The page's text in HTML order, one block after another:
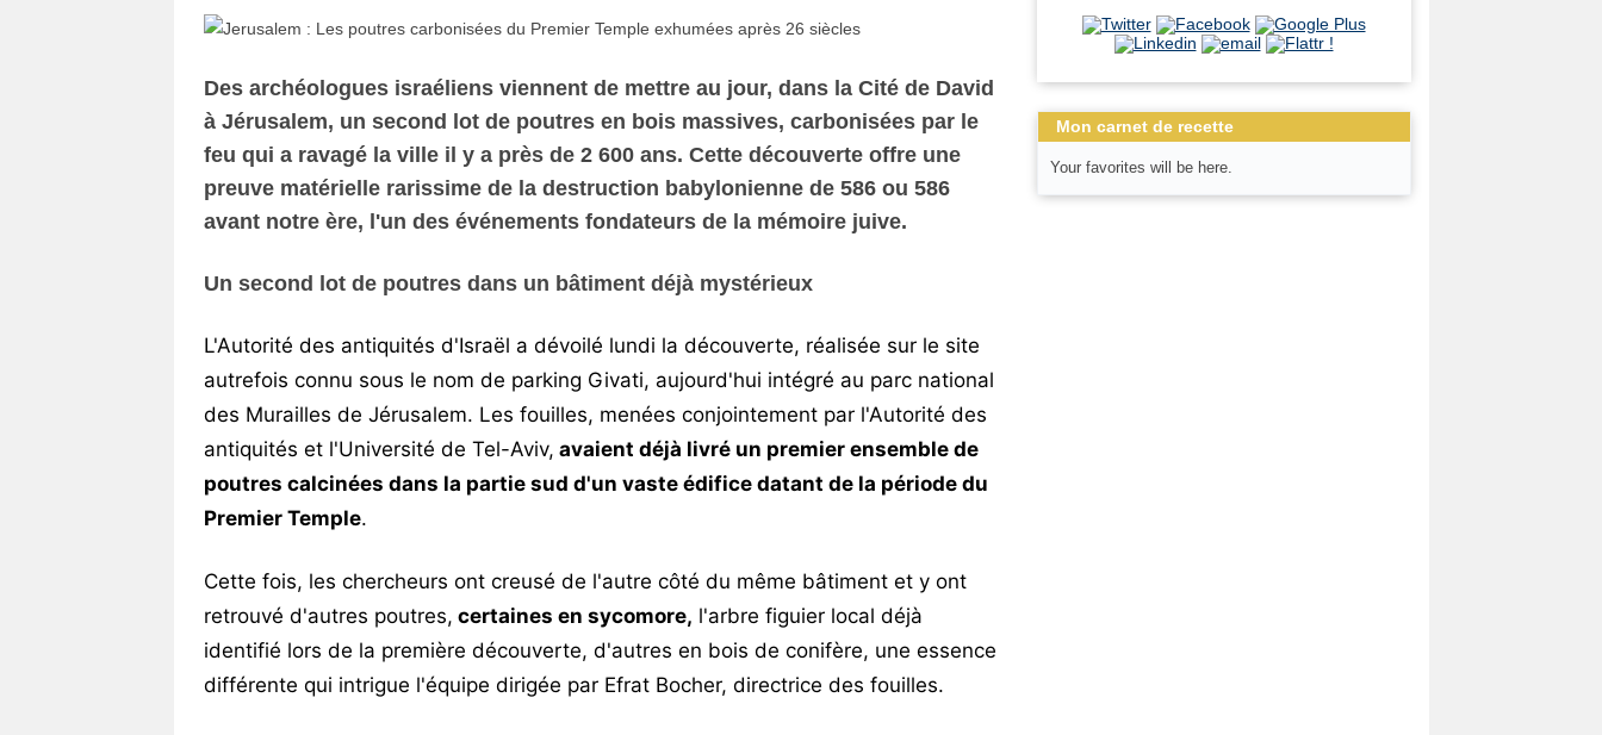
Des archéologues israéliens viennent de mettre au jour, dans la Cité de David
à Jérusalem, un second lot de poutres en bois massives, carbonisées par le
feu qui a ravagé la ville il y a près de 2 600 ans. Cette découverte offre une
preuve matérielle rarissime de la destruction babylonienne de 586 ou 586
avant notre ère, l'un des événements fondateurs de la mémoire juive.
Un second lot de poutres dans un bâtiment déjà mystérieux
L'Autorité des antiquités d'Israël a dévoilé lundi la découverte, réalisée sur le site
autrefois connu sous le nom de parking Givati, aujourd'hui intégré au parc national
des Murailles de Jérusalem. Les fouilles, menées conjointement par l'Autorité des
antiquités et l'Université de Tel-Aviv, avaient déjà livré un premier ensemble de
poutres calcinées dans la partie sud d'un vaste édifice datant de la période du
Premier Temple.
Cette fois, les chercheurs ont creusé de l'autre côté du même bâtiment et y ont
retrouvé d'autres poutres, certaines en sycomore, l'arbre figuier local déjà
identifié lors de la première découverte, d'autres en bois de conifère, une essence
différente qui intrigue l'équipe dirigée par Efrat Bocher, directrice des fouilles.
Mon carnet de recette
Your favorites will be here.